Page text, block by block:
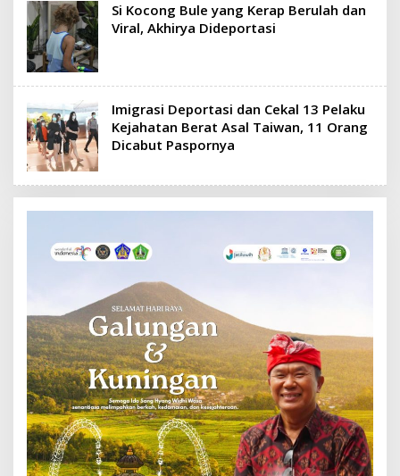
Si Kocong Bule yang Kerap Berulah dan
Viral, Akhirya Dideportasi
Imigrasi Deportasi dan Cekal 13 Pelaku
Kejahatan Berat Asal Taiwan, 11 Orang
Dicabut Paspornya